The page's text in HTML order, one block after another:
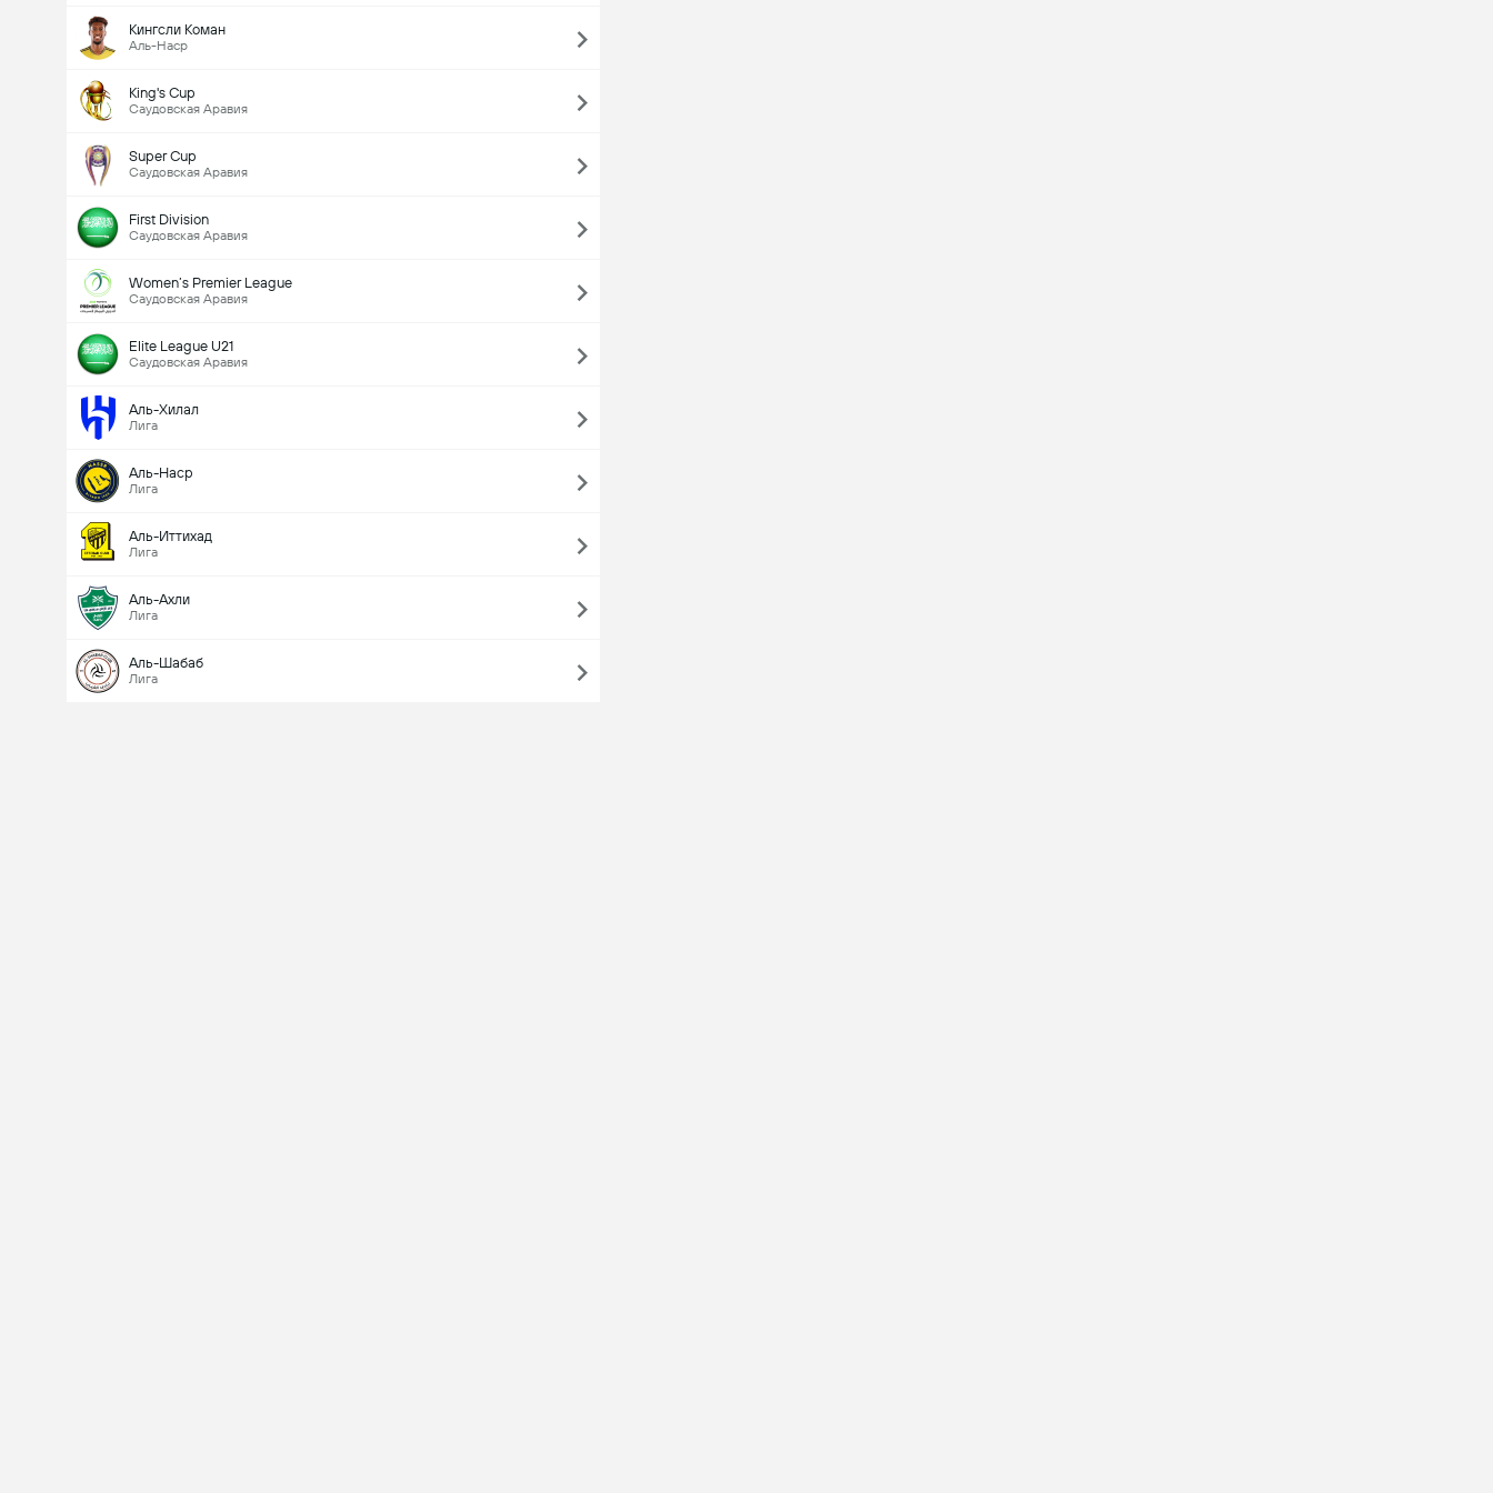
Кингсли Коман
Аль-Наср
King's Cup
Саудовская Аравия
Super Cup
Саудовская Аравия
First Division
Саудовская Аравия
Women’s Premier League
Саудовская Аравия
Elite League U21
Саудовская Аравия
Аль-Хилал
Лига
Аль-Наср
Лига
Аль-Иттихад
Лига
Аль-Ахли
Лига
Аль-Шабаб
Лига